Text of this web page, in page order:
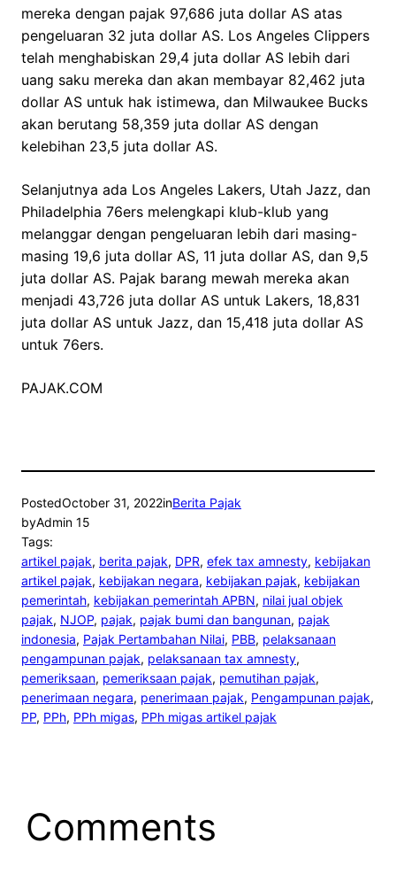
mereka dengan pajak 97,686 juta dollar AS atas
pengeluaran 32 juta dollar AS. Los Angeles Clippers
telah menghabiskan 29,4 juta dollar AS lebih dari
uang saku mereka dan akan membayar 82,462 juta
dollar AS untuk hak istimewa, dan Milwaukee Bucks
akan berutang 58,359 juta dollar AS dengan
kelebihan 23,5 juta dollar AS.
Selanjutnya ada Los Angeles Lakers, Utah Jazz, dan
Philadelphia 76ers melengkapi klub-klub yang
melanggar dengan pengeluaran lebih dari masing-
masing 19,6 juta dollar AS, 11 juta dollar AS, dan 9,5
juta dollar AS. Pajak barang mewah mereka akan
menjadi 43,726 juta dollar AS untuk Lakers, 18,831
juta dollar AS untuk Jazz, dan 15,418 juta dollar AS
untuk 76ers.
PAJAK.COM
PostedOctober 31, 2022inBerita Pajak
byAdmin 15
Tags:
artikel pajak, berita pajak, DPR, efek tax amnesty, kebijakan
artikel pajak, kebijakan negara, kebijakan pajak, kebijakan
pemerintah, kebijakan pemerintah APBN, nilai jual objek
pajak, NJOP, pajak, pajak bumi dan bangunan, pajak
indonesia, Pajak Pertambahan Nilai, PBB, pelaksanaan
pengampunan pajak, pelaksanaan tax amnesty
pemeriksaan, pemeriksaan pajak, pemutihan pajak
penerimaan negara, penerimaan pajak, Pengampunan pajak
PP, PPh, PPh migas, PPh migas artikel pajak
Comments